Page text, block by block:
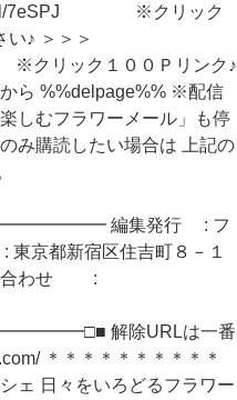
7eSPJ ※クリック
い♪ ＞＞＞
リック１００Ｐリンク♪
ら %%delpage%% ※配信
しむフラワーメール」も停
み購読したい場合は 上記の
編集発行 : フ
都新宿区住吉町８－１
問合わせ :
解除URLは一番
＊＊＊＊＊＊＊＊＊＊
ェ 日々をいろどるフラワー